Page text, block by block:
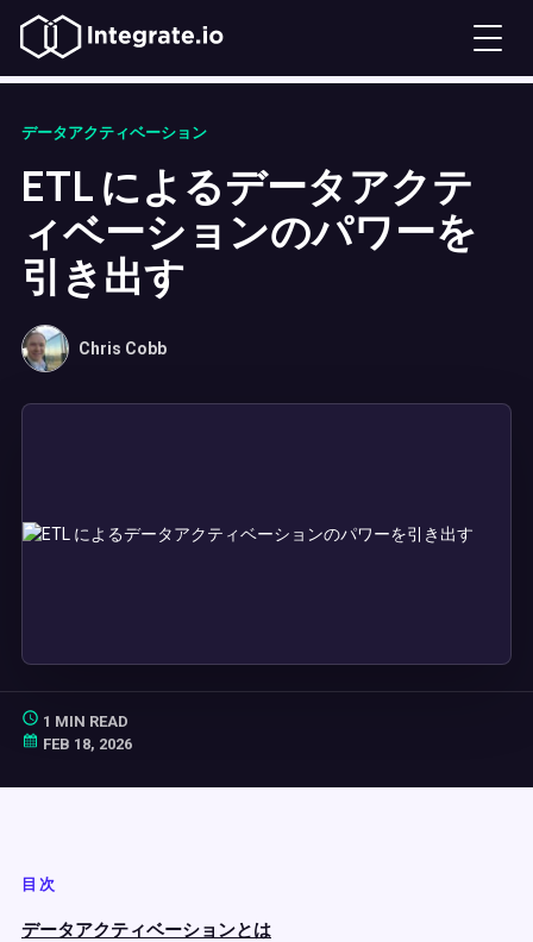
データアクティベーション
ETL によるデータアクテ
ィベーションのパワーを
引き出す
Chris Cobb
1 MIN READ
FEB 18, 2026
目次
データアクティベーションとは